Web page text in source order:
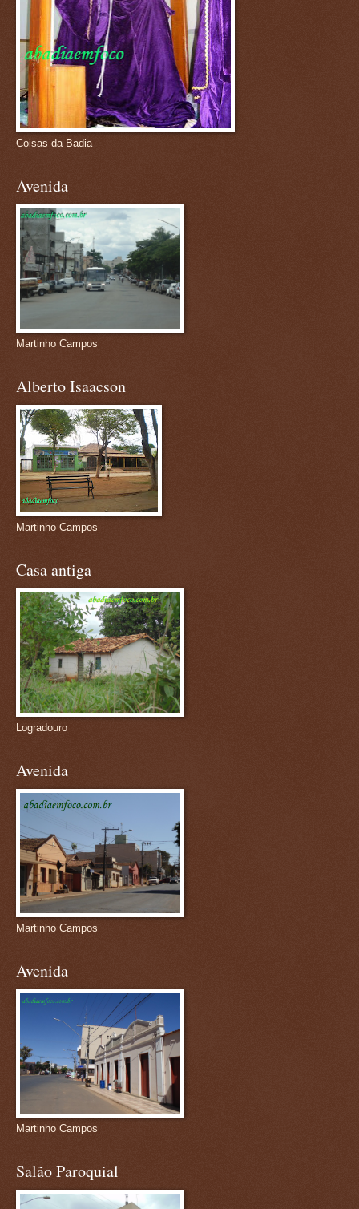
Coisas da Badia
Avenida
Martinho Campos
Alberto Isaacson
Martinho Campos
Casa antiga
Logradouro
Avenida
Martinho Campos
Avenida
Martinho Campos
Salão Paroquial